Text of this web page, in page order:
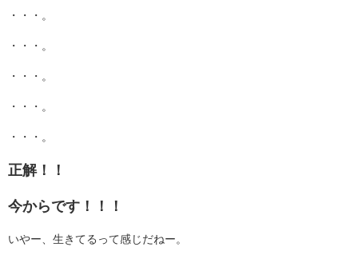
・・・。
・・・。
・・・。
・・・。
・・・。
正解！！
今からです！！！
いやー、生きてるって感じだねー。